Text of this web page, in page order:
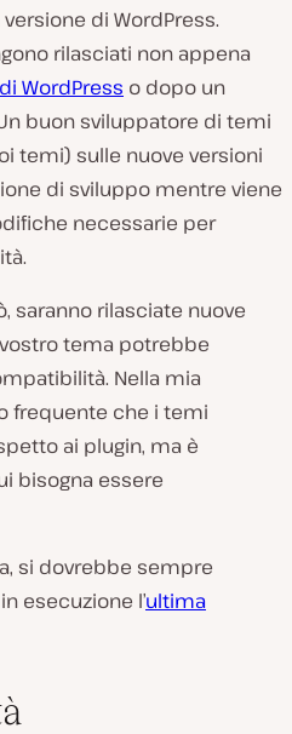
di WordPress.
rilasciati non appena
WordPress o dopo un
buon sviluppatore di temi
temi) sulle nuove versioni
di sviluppo mentre viene
necessarie per
saranno rilasciate nuove
tema potrebbe
Nella mia
frequente che i temi
ai plugin, ma è
bisogna essere
si dovrebbe sempre
esecuzione l’ultima